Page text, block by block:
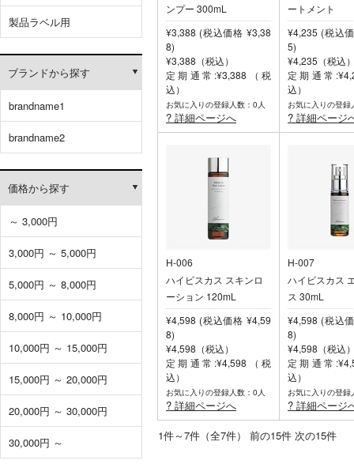
製品ラベル用
ブランドから探す
brandname1
brandname2
価格から探す
～ 3,000円
3,000円 ～ 5,000円
5,000円 ～ 8,000円
8,000円 ～ 10,000円
10,000円 ～ 15,000円
15,000円 ～ 20,000円
20,000円 ～ 30,000円
30,000円 ～
ンプー 300mL
¥3,388 (税込価格 ¥3,38
8)
¥3,388（税込）
定期通常:¥3,388（税
込）
お気に入りの登録人数：0人
? 詳細ページへ
ートメント
¥4,235 (税込
5)
¥4,235（税込
定期通常
込）
お気に入りの登録
? 詳細ページ
H-006
ハイビスカス スキンロ
ーション 120mL
¥4,598 (税込価格 ¥4,59
8)
¥4,598（税込）
定期通常:¥4,598（税
込）
お気に入りの登録人数：0人
? 詳細ページへ
H-007
ハイビスカス
ス 30mL
¥4,598 (税込
8)
¥4,598（税込
定期通常
込）
お気に入りの登録
? 詳細ページ
1件～7件（全7件） 前の15件